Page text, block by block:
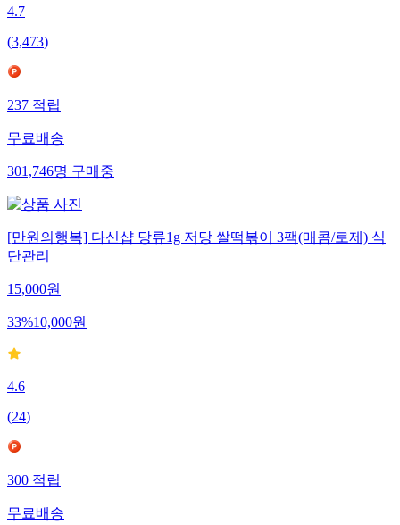
4.7
(3,473)
237 적립
무료배송
301,746명 구매중
[만원의행복] 다신샵 당류1g 저당 쌀떡볶이 3팩(매콤/로제) 식
단관리
15,000원
33%10,000원
4.6
(24)
300 적립
무료배송